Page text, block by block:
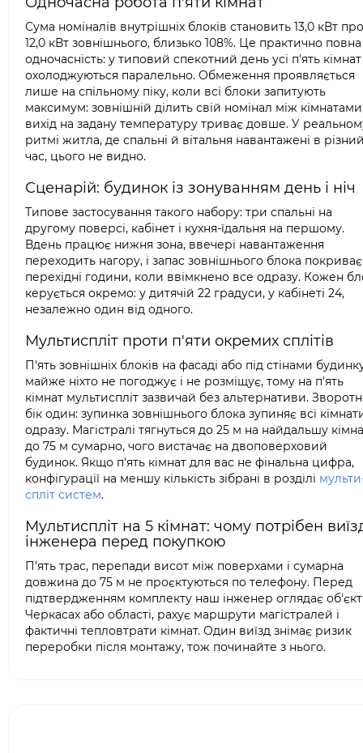
Сума номіналів внутрішніх блоків становить 13,0 кВт
12,0 кВт зовнішнього, близько 108%. Це практично повна
одночасність: у типовий спекотний день усі п'ять кімнат
охолоджуються паралельно. Обмеження проявляється
лише на спільному піку, коли всі блоки запитують
максимум: зовнішній ділить свій номінал між
вихід на задану температуру триває довше. У
ритмі житла, де спальні й вітальня навантажені в
час, цього не видно.
Сценарій: будинок із зонуванням день і ніч
Типове застосування такого набору: три спальні на
другому поверсі, кабінет і кухня-їдальня на першому.
Вдень працює нижня зона, ввечері навантаження
переходить нагору, і запас зовнішнього блока покриває
перехідні години, коли ввімкнено все одразу. Кожен
керується окремо: у дитячій 22 градуси, у кабінеті 24,
незалежно один від одного.
Мультиспліт проти п'яти окремих сплітів
П'ять зовнішніх блоків на фасаді або під стінами
майже ніхто не погоджує і не розміщує, тому на п'ять
кімнат мультиспліт зазвичай без альтернативи.
бік один: зупинка зовнішнього блока зупиняє всі
одразу. Магістралі тягнуться до 25 м на найдальшу
до 75 м сумарно, чого вистачає на двоповерховий
будинок. Якщо п'ять кімнат для вас не фінальна цифра,
конфігурації на меншу кількість зібрані в розділі
спліт систем.
Мультиспліт на 5 кімнат: чому потрібен
інженера перед покупкою
П'ять трас, перепади висот між поверхами і сумарна
довжина до 75 м не проєктуються по телефону. Перед
підтвердженням комплекту наш інженер оглядає
Черкасах або області, рахує маршрути магістралей і
фактичні тепловтрати кімнат. Один виїзд знімає ризик
переробки після монтажу, тож починайте з нього.